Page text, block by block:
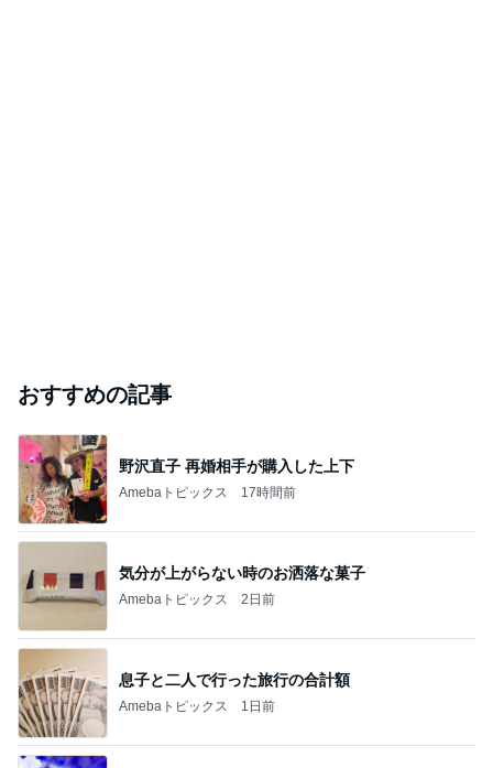
おすすめの記事
野沢直子 再婚相手が購入した上下
Amebaトピックス 17時間前
気分が上がらない時のお洒落な菓子
Amebaトピックス 2日前
息子と二人で行った旅行の合計額
Amebaトピックス 1日前